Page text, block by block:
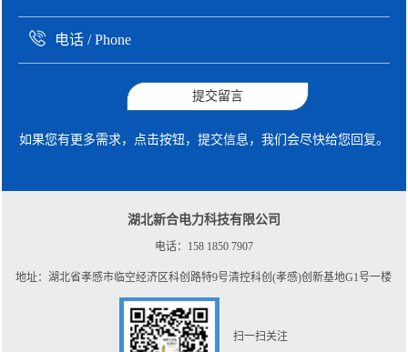
提交留言
如果您有更多需求，点击按钮，提交信息，我们会尽快给您回复。
湖北新合电力科技有限公司
电话：158 1850 7907
地址：湖北省孝感市临空经济区科创路特9号清控科创(孝感)创新基地G1号一楼
扫一扫关注